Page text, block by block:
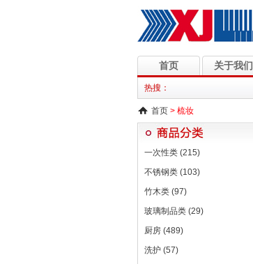
首页 关于我们
热搜：
首页 > 梳妆
一次性类 (215)
不锈钢类 (103)
竹木类 (97)
玻璃制品类 (29)
厨房 (489)
洗护 (57)